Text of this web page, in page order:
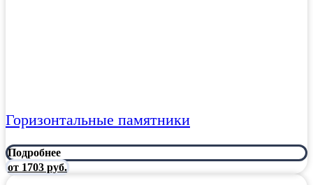
Горизонтальные памятники
Подробнее
от 1703 руб.